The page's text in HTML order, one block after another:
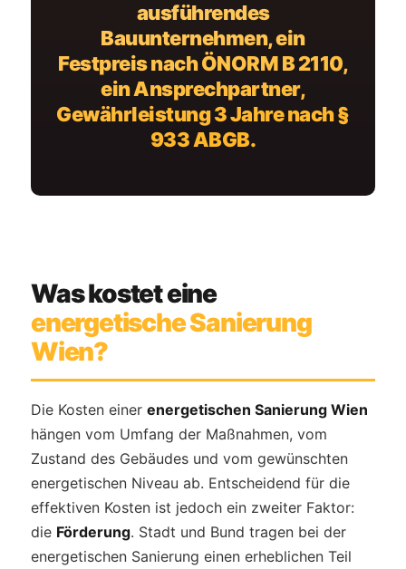
ausführendes
Bauunternehmen, ein
Festpreis nach ÖNORM B 2110,
ein Ansprechpartner,
Gewährleistung 3 Jahre nach §
933 ABGB.
Was kostet eine
energetische Sanierung
Wien?
Die Kosten einer energetischen Sanierung Wien
hängen vom Umfang der Maßnahmen, vom
Zustand des Gebäudes und vom gewünschten
energetischen Niveau ab. Entscheidend für die
effektiven Kosten ist jedoch ein zweiter Faktor:
die Förderung. Stadt und Bund tragen bei der
energetischen Sanierung einen erheblichen Teil